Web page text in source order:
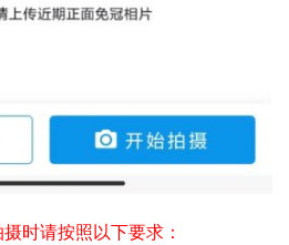
时请按照以下要求：